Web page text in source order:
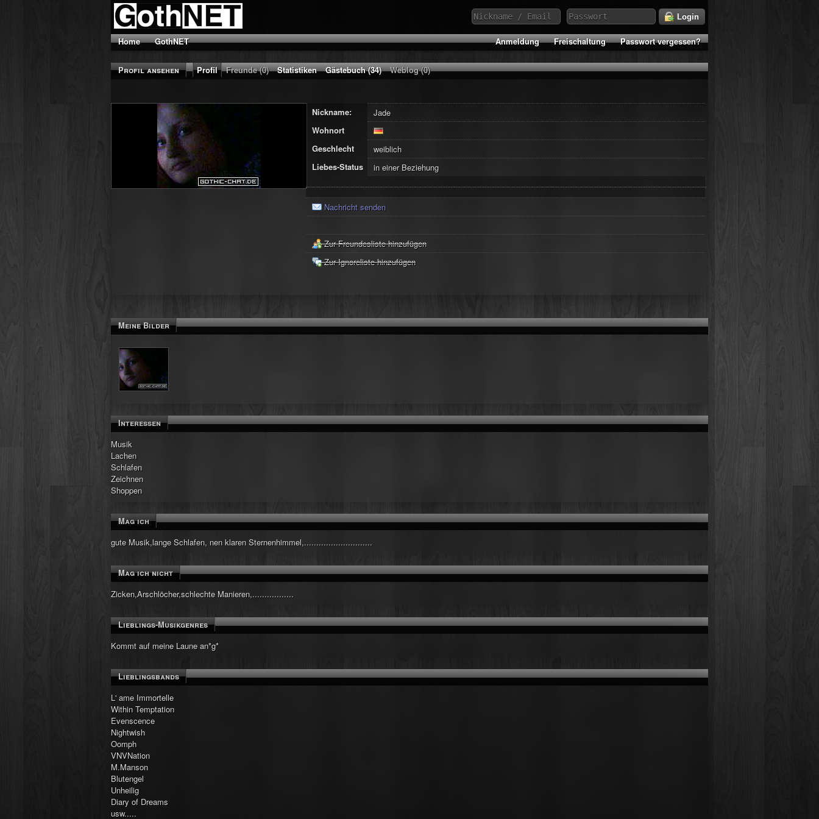
Login
Home GothNET Anmeldung Freischaltung Passwort vergessen?
Profil ansehen Profil Freunde (0) Statistiken Gästebuch (34) Weblog (0)
Nickname:
Jade
Wohnort
Geschlecht
weiblich
Liebes-Status
in einer Beziehung
Nachricht senden
Zur Freundesliste hinzufügen
Zur Ignoreliste hinzufügen
Meine Bilder
Interessen
Musik
Lachen
Schlafen
Zeichnen
Shoppen
Mag ich
gute Musik,lange Schlafen, nen klaren Sternenhimmel,............................
Mag ich nicht
Zicken,Arschlöcher,schlechte Manieren,.................
Lieblings-Musikgenres
Kommt auf meine Laune an*g*
Lieblingsbands
L' ame Immortelle
Within Temptation
Evenscence
Nightwish
Oomph
VNVNation
M.Manson
Blutengel
Unheilig
Diary of Dreams
usw.....